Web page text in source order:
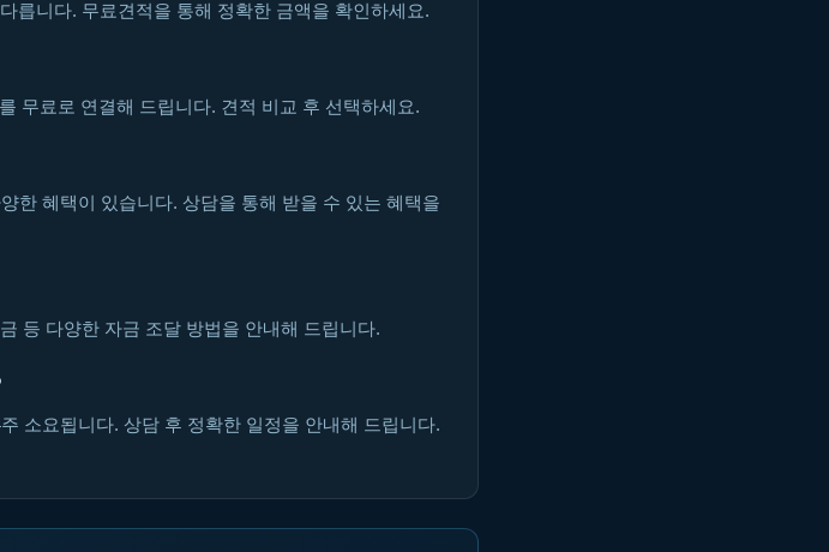
릅니다. 무료견적을 통해 정확한 금액을 확인하세요.
무료로 연결해 드립니다. 견적 비교 후 선택하세요.
한 혜택이 있습니다. 상담을 통해 받을 수 있는 혜택을
등 다양한 자금 조달 방법을 안내해 드립니다.
소요됩니다. 상담 후 정확한 일정을 안내해 드립니다.